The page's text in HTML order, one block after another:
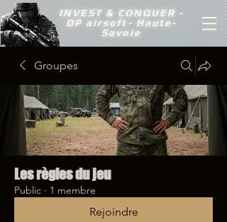
INVEST &CONQUER -
OP airsoft- Haute-
Savoie
Groupes
Les règles du jeu
Public · 1 membre
Rejoindre